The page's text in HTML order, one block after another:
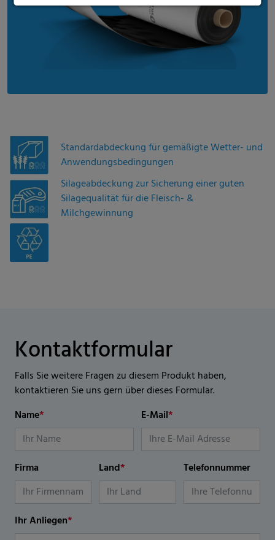
Standardabdeckung für gemäßigte Wetter- und
Anwendungsbedingungen
Silageabdeckung zur Sicherung einer guten
Silagequalität für die Fleisch- &
Milchgewinnung
Kontaktformular
Falls Sie weitere Fragen zu diesem Produkt haben,
kontaktieren Sie uns gern über dieses Formular.
Name* E-Mail*
Firma Land* Telefonnummer
Ihr Anliegen*